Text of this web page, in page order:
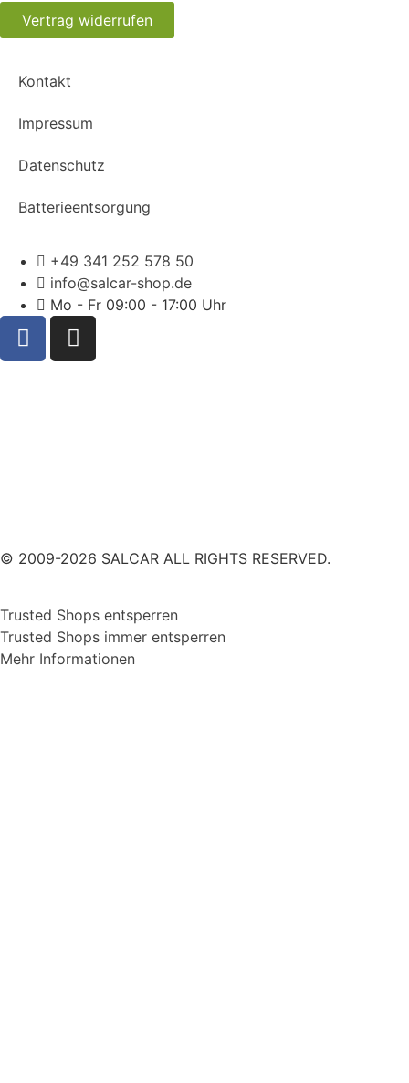
Vertrag widerrufen
Kontakt
Impressum
Datenschutz
Batterieentsorgung
+49 341 252 578 50
info@salcar-shop.de
Mo - Fr 09:00 - 17:00 Uhr
© 2009-2026 SALCAR ALL RIGHTS RESERVED.
Trusted Shops entsperren
Trusted Shops immer entsperren
Mehr Informationen